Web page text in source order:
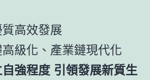
高效發展
級化、產業鏈現代化
強程度 引領發展新質生